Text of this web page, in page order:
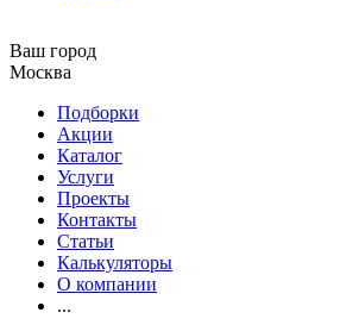
Ваш город
Москва
Подборки
Акции
Каталог
Услуги
Проекты
Контакты
Статьи
Калькуляторы
О компании
...